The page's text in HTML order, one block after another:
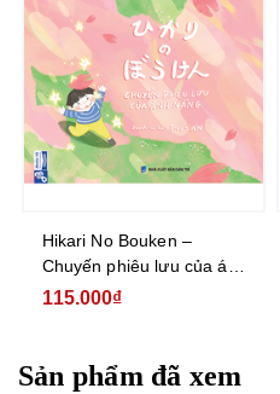
Kỳ thi năng lực Nhật ngữ -
Sổ tay Hán tự N1 - 800
140.000₫
Sản phẩm đã xem